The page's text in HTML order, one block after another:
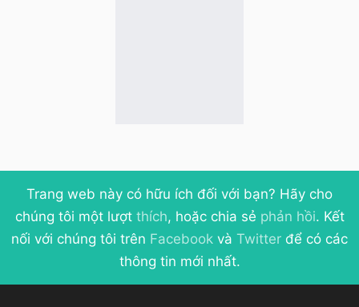
Trang web này có hữu ích đối với bạn? Hãy cho
chúng tôi một lượt thích, hoặc chia sẻ phản hồi. Kết
nối với chúng tôi trên Facebook và Twitter để có các
thông tin mới nhất.